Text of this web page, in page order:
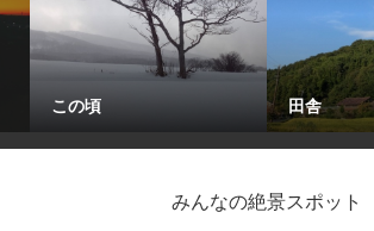
この頃 田舎
みんなの絶景スポット